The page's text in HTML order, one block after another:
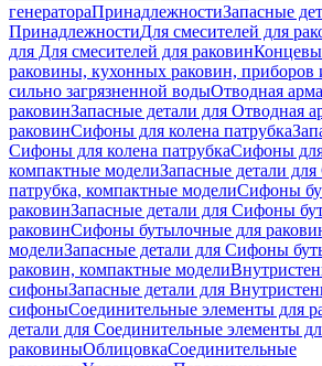
генератораПринадлежностиЗапасные
ПринадлежностиДля смесителей для
для Для смесителей для раковин
раковины, кухонных раковин, приборов
сильно загрязненной водыОтводная
раковинЗапасные детали для Отводная
раковинСифоны для колена патрубка
Сифоны для колена патрубкаСифоны для
компактные моделиЗапасные детали
патрубка, компактные моделиСифоны
раковинЗапасные детали для Сифоны
раковинСифоны бутылочные для
моделиЗапасные детали для Сифоны
раковин, компактные модели
сифоныЗапасные детали для
сифоныСоединительные элементы для
детали для Соединительные элементы
раковиныОблицовкаСоединительные